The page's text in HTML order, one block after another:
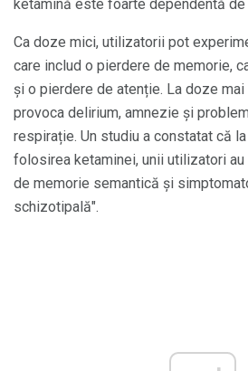
ketamină este foarte dependentă de
Ca doze mici, utilizatorii pot
care includ o pierdere de memorie,
și o pierdere de atenție. La doze
provoca delirium, amnezie și
respirație. Un studiu a constatat că
folosirea ketaminei, unii utilizatori
de memorie semantică și
schizotipală".